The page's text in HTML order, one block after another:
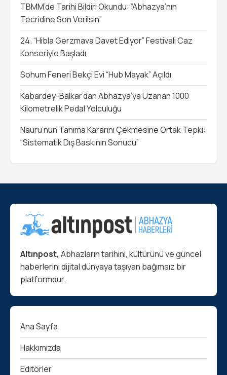
TBMM’de Tarihi Bildiri Okundu: “Abhazya’nın
Tecridine Son Verilsin”
24. “Hibla Gerzmava Davet Ediyor” Festivali Caz
Konseriyle Başladı
Sohum Feneri Bekçi Evi “Hub Mayak” Açıldı
Kabardey-Balkar’dan Abhazya’ya Uzanan 1000
Kilometrelik Pedal Yolculuğu
Nauru’nun Tanıma Kararını Çekmesine Ortak Tepki:
“Sistematik Dış Baskının Sonucu”
Altınpost, Abhazların tarihini, kültürünü ve güncel
haberlerini dijital dünyaya taşıyan bağımsız bir
platformdur.
Ana Sayfa
Hakkımızda
Editörler